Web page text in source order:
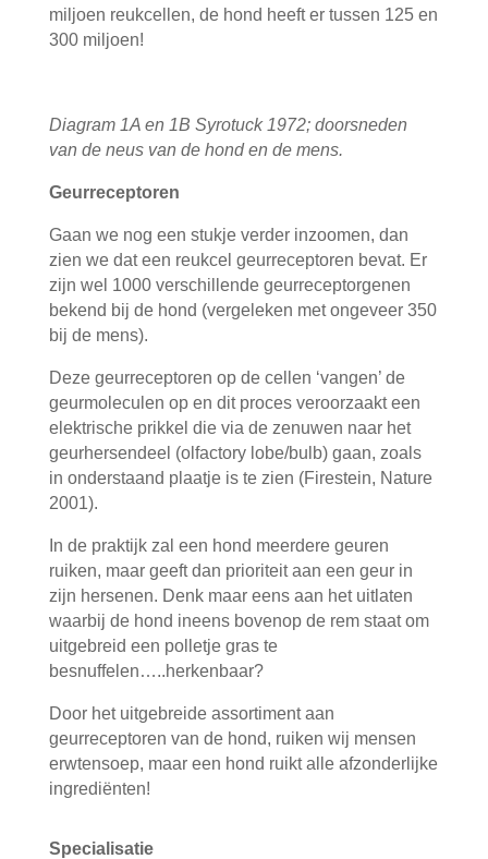
miljoen reukcellen, de hond heeft er tussen 125 en
300 miljoen!
Diagram 1A en 1B Syrotuck 1972; doorsneden
van de neus van de hond en de mens.
Geurreceptoren
Gaan we nog een stukje verder inzoomen, dan
zien we dat een reukcel geurreceptoren bevat. Er
zijn wel 1000 verschillende geurreceptorgenen
bekend bij de hond (vergeleken met ongeveer 350
bij de mens).
Deze geurreceptoren op de cellen ‘vangen’ de
geurmoleculen op en dit proces veroorzaakt een
elektrische prikkel die via de zenuwen naar het
geurhersendeel (olfactory lobe/bulb) gaan, zoals
in onderstaand plaatje is te zien (Firestein, Nature
2001).
In de praktijk zal een hond meerdere geuren
ruiken, maar geeft dan prioriteit aan een geur in
zijn hersenen. Denk maar eens aan het uitlaten
waarbij de hond ineens bovenop de rem staat om
uitgebreid een polletje gras te
besnuffelen…..herkenbaar?
Door het uitgebreide assortiment aan
geurreceptoren van de hond, ruiken wij mensen
erwtensoep, maar een hond ruikt alle afzonderlijke
ingrediënten!
Specialisatie